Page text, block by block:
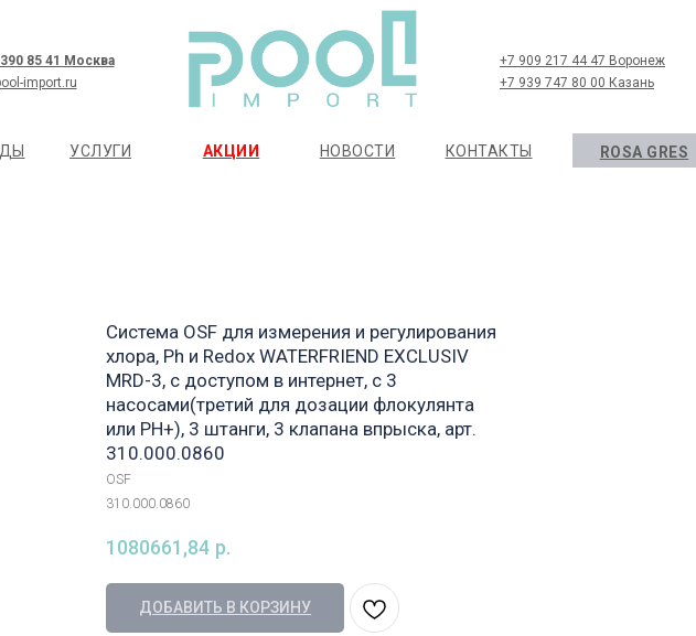
АКЦИИ НОВОСТИ КОНТАКТЫ ROSA GRES
УСЛУГИ
85 41 Москва
import.ru
+7 939 747 80 00 Казань
+7 909 217 44 47 Воронеж
Система OSF для измерения и регулирования
хлора, Ph и Redox WATERFRIEND EXCLUSIV
MRD-3, с доступом в интернет, с 3
насосами(третий для дозации флокулянта
или РН+), 3 штанги, 3 клапана впрыска, арт.
310.000.0860
OSF
310.000.0860
1080661,84 р.
ДОБАВИТЬ В КОРЗИНУ